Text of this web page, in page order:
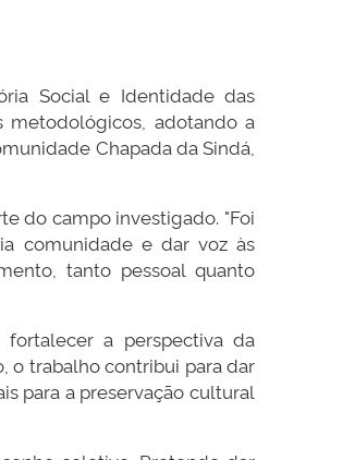
Social e Identidade das
metodológicos, adotando a
Chapada da Sindá,
do campo investigado. "Foi
comunidade e dar voz às
tanto pessoal quanto
a perspectiva da
o trabalho contribui para dar
para a preservação cultural